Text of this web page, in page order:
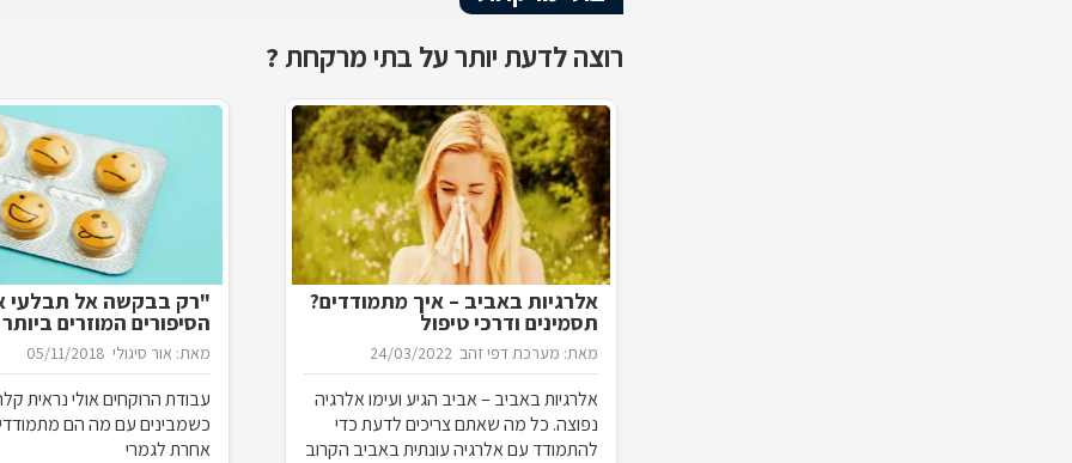
רוצה לדעת יותר על בתי מרקחת ?
אלרגיות באביב – איך מתמודדים?
תסמינים ודרכי טיפול
מאת: מערכת דפי זהב 24/03/2022
אלרגיות באביב – אביב הגיע ועימו אלרגיה
נפוצה. כל מה שאתם צריכים לדעת כדי
להתמודד עם אלרגיה עונתית באביב הקרוב
"רק בבקשה אל תבלעי
הסיפורים המוזרים
המרקחת
מאת: אור סיגולי 05/11/2018
עבודת הרוקחים אולי נראית
כשמבינים עם מה הם
אחרת לגמרי